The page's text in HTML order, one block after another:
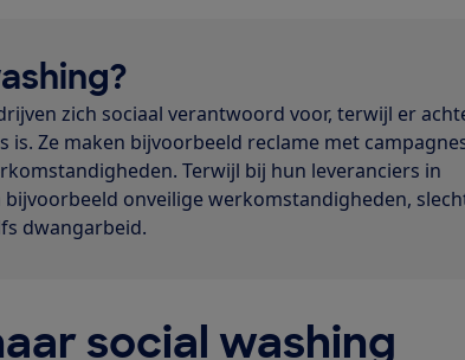
zich sociaal verantwoord voor, terwijl er
is. Ze maken bijvoorbeeld reclame met
Terwijl bij hun leveranciers in
onveilige werkomstandigheden,
dwangarbeid.
social washing